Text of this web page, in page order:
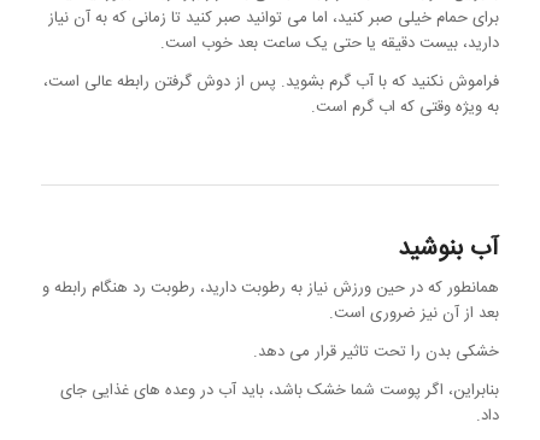
برای حمام خیلی صبر کنید، اما می توانید صبر کنید تا زمانی که به آن نیاز
دارید، بیست دقیقه یا حتی یک ساعت بعد خوب است.
فراموش نکنید که با آب گرم بشوید. پس از دوش گرفتن رابطه عالی است،
به ویژه وقتی که اب گرم است.
آب بنوشید
همانطور که در حین ورزش نیاز به رطوبت دارید، رطوبت رد هنگام رابطه و
بعد از آن نیز ضروری است.
خشکی بدن را تحت تاثیر قرار می دهد.
بنابراین، اگر پوست شما خشک باشد، باید آب در وعده های غذایی جای
داد.